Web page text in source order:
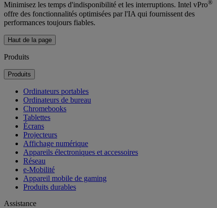
Minimisez les temps d'indisponibilité et les interruptions. Intel vPro®
offre des fonctionnalités optimisées par l'IA qui fournissent des
performances toujours fiables.
Haut de la page
Produits
Produits
Ordinateurs portables
Ordinateurs de bureau
Chromebooks
Tablettes
Écrans
Projecteurs
Affichage numérique
Appareils électroniques et accessoires
Réseau
e-Mobilité
Appareil mobile de gaming
Produits durables
Assistance